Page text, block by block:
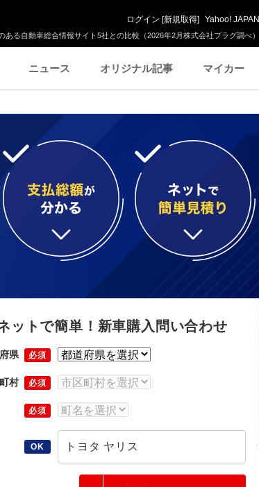
ある自動車総合情報サイト5社との比較（2026年2月株式会社プラグ調べ）
ログイン [新規取得] Yahoo! JAPAN
ニュース オリジナル記事 マイカー
ットで簡単！新車購入問い合わせ
県 必須
村 必須
必須
OK トヨタ ヤリス